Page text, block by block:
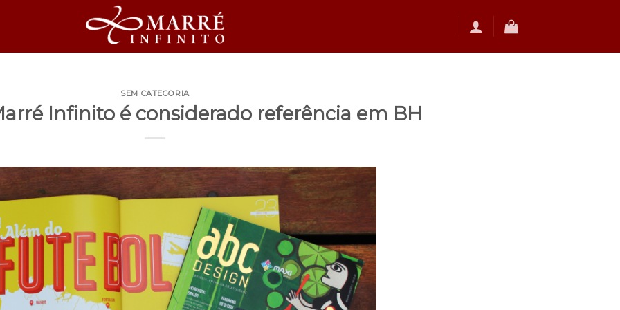
SEM CATEGORIA
Infinito é considerado referência em BH